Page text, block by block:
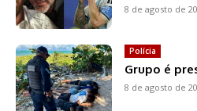
8 de agosto de
Polícia
Grupo é
8 de agosto de